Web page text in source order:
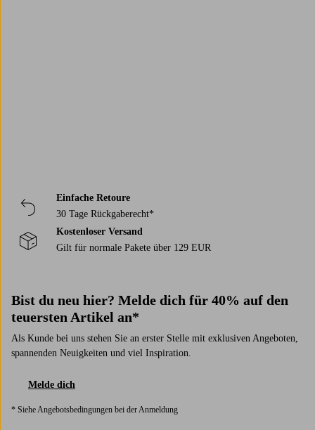
Einfache Retoure
30 Tage Rückgaberecht*
Kostenloser Versand
Gilt für normale Pakete über 129 EUR
Bist du neu hier? Melde dich für 40% auf den
teuersten Artikel an*
Als Kunde bei uns stehen Sie an erster Stelle mit exklusiven Angeboten,
spannenden Neuigkeiten und viel Inspiration.
Melde dich
* Siehe Angebotsbedingungen bei der Anmeldung